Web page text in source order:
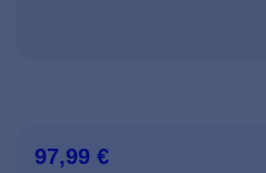
97,99 €